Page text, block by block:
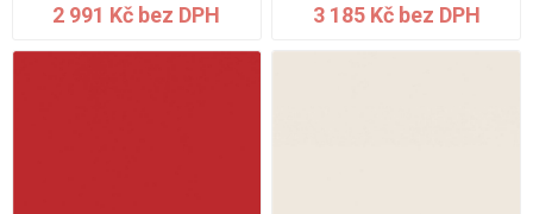
2 991 Kč bez DPH 3 185 Kč bez DPH